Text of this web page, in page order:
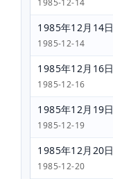
1985-12-14
1985年12月14日
1985-12-14
1985年12月16日
1985-12-16
1985年12月19日
1985-12-19
1985年12月20日
1985-12-20